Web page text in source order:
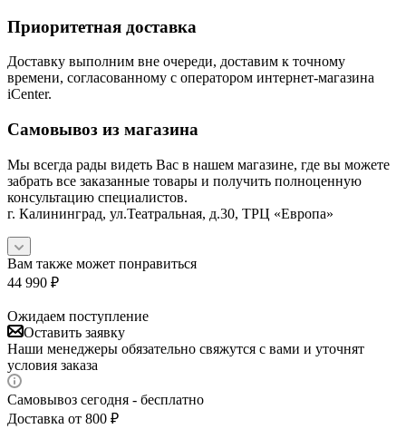
Приоритетная доставка
Доставку выполним вне очереди, доставим к точному
времени, согласованному с оператором интернет-магазина
iCenter.
Самовывоз из магазина
Мы всегда рады видеть Вас в нашем магазине, где вы можете
забрать все заказанные товары и получить полноценную
консультацию специалистов.
г. Калининград, ул.Театральная, д.30, ТРЦ «Европа»
Вам также может понравиться
44 990 ₽
Ожидаем поступление
Оставить заявку
Наши менеджеры обязательно свяжутся с вами и уточнят
условия заказа
Самовывоз сегодня - бесплатно
Доставка от 800 ₽